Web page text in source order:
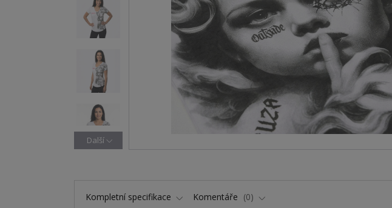
Další
Kompletní specifikace Komentáře 0